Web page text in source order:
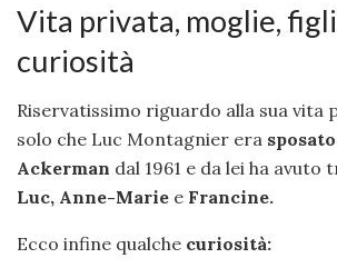
Vita privata, moglie,
curiosità
Riservatissimo riguardo alla sua vita
solo che Luc Montagnier era sposato
Ackerman dal 1961 e da lei ha avuto
Luc, Anne-Marie e Francine.
Ecco infine qualche curiosità: